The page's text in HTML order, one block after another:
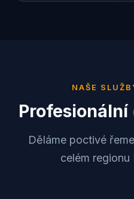
NAŠE
Profesionální
Děláme poctivé
celém